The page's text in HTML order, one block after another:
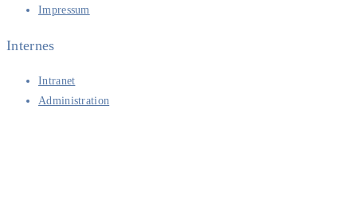
Impressum
Internes
Intranet
Administration